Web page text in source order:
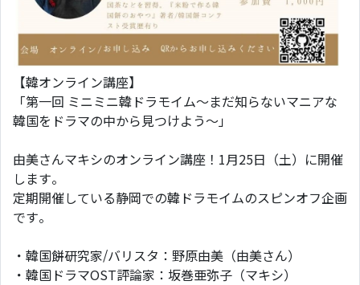
【韓オンライン講座】
「第一回 ミニミニ韓ドラモイム～まだ知らないマニアな
韓国をドラマの中から見つけよう～」
由美さんマキシのオンライン講座！1月25日（土）に開催
します。
定期開催している静岡での韓ドラモイムのスピンオフ企画
です。
・韓国餅研究家/バリスタ：野原由美（由美さん）
・韓国ドラマOST評論家：坂巻亜弥子（マキシ）